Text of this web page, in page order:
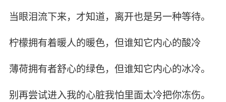
当眼泪流下来，才知道，离开也是另一种等待。
柠檬拥有着暖人的暖色，但谁知它内心的酸冷
薄荷拥有者舒心的绿色，但谁知它内心的冰冷。
别再尝试进入我的心脏我怕里面太冷把你冻伤。